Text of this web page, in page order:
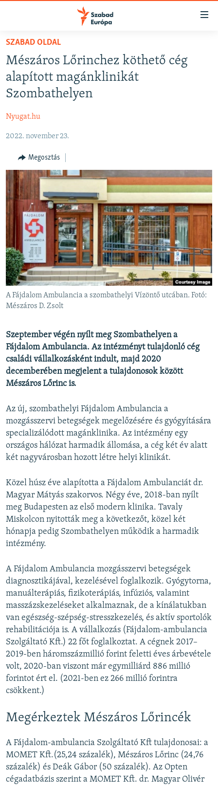
Akadálymentes
Ugrás
fő
oldalra
Ugrás
tartalomjegyzékre
Ugrás
AKTUÁLIS
PODCASTOK
ELEMZŐ
NER15
SZABADON
TÁRSADALOM
DEMOKRÁCIA
A PÉNZ NYOMÁBAN
EURÓPAI UNIÓ
VILÁG
KLÍMAVÁLTOZÁS
A MÚLT TANULSÁGAI
KÖVESSEN MINKET!
Valamennyi RFE/RL weboldal
SZABAD OLDAL
Mészáros Lőrinchez köthető cég
alapított magánklinikát
Szombathelyen
Nyugat.hu
2022. november 23.
Megosztás
A Fájdalom Ambulancia a szombathelyi Vízöntő utcában. Fotó:
Mészáros D. Zsolt
Szeptember végén nyílt meg Szombathelyen a
Fájdalom Ambulancia. Az intézményt tulajdonló cég
családi vállalkozásként indult, majd 2020
decemberében megjelent a tulajdonosok között
Mészáros Lőrinc is.
Az új, szombathelyi Fájdalom Ambulancia a
mozgásszervi betegségek megelőzésére és gyógyítására
specializálódott magánklinika. Az intézmény egy
országos hálózat harmadik állomása, a cég két év alatt
két nagyvárosban hozott létre helyi klinikát.
Közel húsz éve alapította a Fájdalom Ambulanciát dr.
Magyar Mátyás szakorvos. Négy éve, 2018-ban nyílt
meg Budapesten az első modern klinika. Tavaly
Miskolcon nyitották meg a következőt, közel két
hónapja pedig Szombathelyen működik a harmadik
intézmény.
A Fájdalom Ambulancia mozgásszervi betegségek
diagnosztikájával, kezelésével foglalkozik. Gyógytorna,
manuálterápiás, fizikoterápiás, infúziós, valamint
masszázskezeléseket alkalmaznak, de a kínálatukban
van egészség-szépség-stresszkezelés, és aktív sportolók
rehabilitációja is. A vállalkozás (Fájdalom-ambulancia
Szolgáltató Kft.) 22 főt foglalkoztat. A cégnek 2017–
2019-ben háromszázmillió forint feletti éves árbevétele
volt, 2020-ban viszont már egymilliárd 886 millió
forintot ért el. (2021-ben ez 266 millió forintra
csökkent.)
Megérkeztek Mészáros Lőrincék
A Fájdalom-ambulancia Szolgáltató Kft tulajdonosai: a
MOMET Kft.(25,24 százalék), Mészáros Lőrinc (24,76
százalék) és Deák Gábor (50 százalék). Az Opten
cégadatbázis szerint a MOMET Kft. dr. Magyar Olivér
FELIRATKOZÁS